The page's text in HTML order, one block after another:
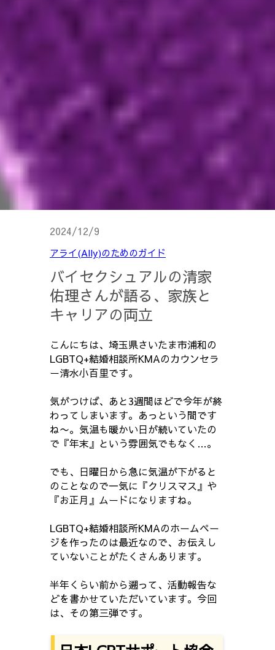
2024/12/9
アライ(Ally)のためのガイド
バイセクシュアルの清家
佑理さんが語る、家族と
キャリアの両立
こんにちは、埼玉県さいたま市浦和の
LGBTQ+結婚相談所KMAのカウンセラ
ー清水小百里です。
気がつけば、あと3週間ほどで今年が終
わってしまいます。あっという間です
ね〜。気温も暖かい日が続いていたの
で『年末』という雰囲気でもなく…。
でも、日曜日から急に気温が下がると
のことなので一気に『クリスマス』や
『お正月』ムードになりますね。
LGBTQ+結婚相談所KMAのホームペー
ジを作ったのは最近なので、お伝えし
ていないことがたくさんあります。
半年くらい前から遡って、活動報告な
どを書かせていただいています。今回
は、その第三弾です。